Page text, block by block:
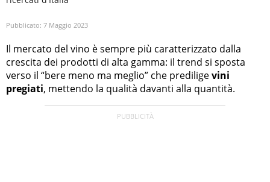
Pubblicato: 7 Maggio 2023
Il mercato del vino è sempre più caratterizzato dalla
crescita dei prodotti di alta gamma: il trend si sposta
verso il “bere meno ma meglio” che prediligevini
pregiati, mettendo la qualità davanti alla quantità.